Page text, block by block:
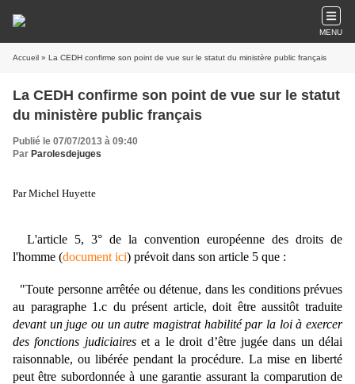
MENU
Accueil » La CEDH confirme son point de vue sur le statut du ministère public français
La CEDH confirme son point de vue sur le statut
du ministère public français
Publié le 07/07/2013 à 09:40
Par Parolesdejuges
Par Michel Huyette
L'article 5, 3° de la convention européenne des droits de
l'homme (document ici) prévoit dans son article 5 que :
"Toute personne arrêtée ou détenue, dans les conditions prévues
au paragraphe 1.c du présent article, doit être aussitôt traduite
devant un juge ou un autre magistrat habilité par la loi à exercer
des fonctions judiciaireset a le droit d’être jugée dans un délai
raisonnable, ou libérée pendant la procédure. La mise en liberté
peut être subordonnée à une garantie assurant la comparution de